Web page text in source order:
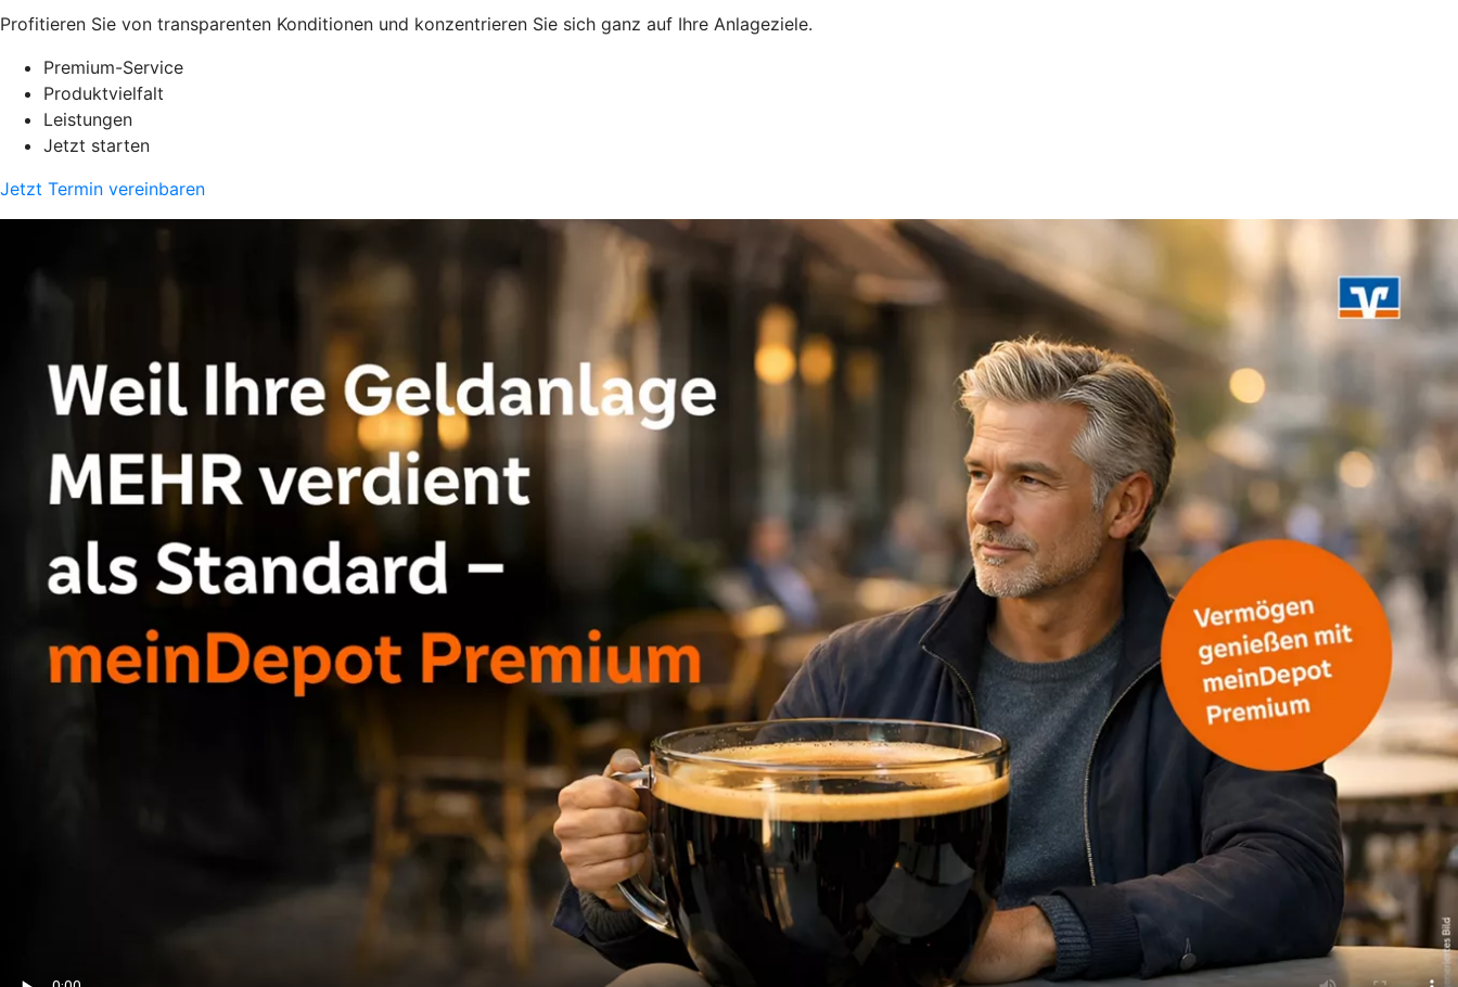
Profitieren Sie von transparenten Konditionen und konzentrieren Sie sich ganz auf Ihre Anlageziele.
Premium-Service
Produktvielfalt
Leistungen
Jetzt starten
Jetzt Termin vereinbaren